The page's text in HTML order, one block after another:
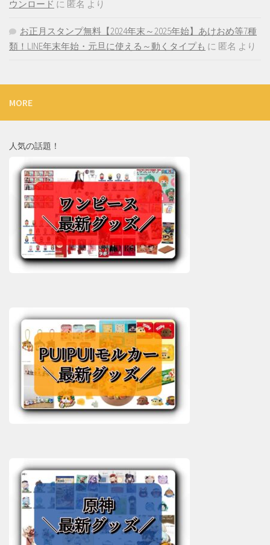
ウンロード に 匿名 より
お正月スタンプ無料【2024年末～2025年始】あけおめ等7種
類！LINE年末年始・元旦に使える～動くタイプも に 匿名 より
MORE
人気の話題！